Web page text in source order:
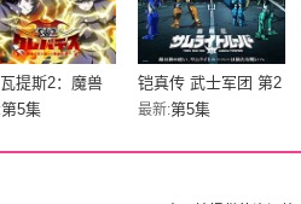
提斯2：魔兽
虚伪的勇者传
第5集
铠真传 武士军团 第2
部分
最新:第5集